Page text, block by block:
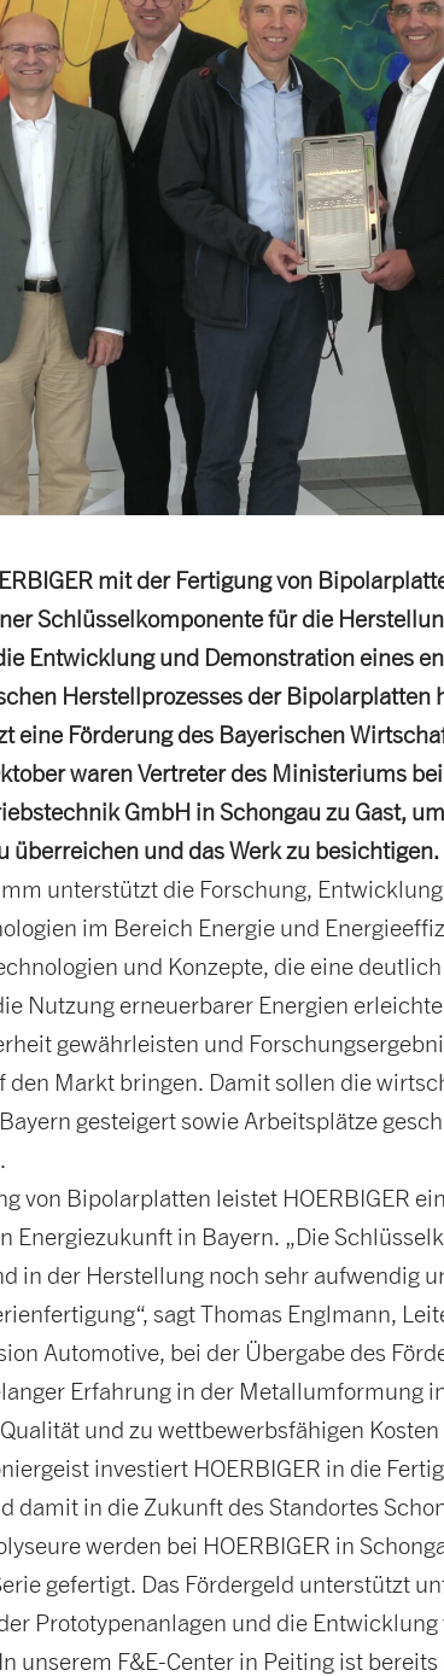
mit der Fertigung von
Schlüsselkomponente für die
Entwicklung und Demonstration eines
Herstellprozesses der Bipolarplatten
eine Förderung des Bayerischen
waren Vertreter des Ministeriums
GmbH in Schongau zu Gast,
überreichen und das Werk zu besichtigen.
unterstützt die Forschung,
im Bereich Energie und
und Konzepte, die eine
Nutzung erneuerbarer Energien
gewährleisten und
den Markt bringen. Damit sollen die
gesteigert sowie Arbeitsplätze
von Bipolarplatten leistet HOERBIGER
Energiezukunft in Bayern. „Die
in der Herstellung noch sehr aufwendig
sagt Thomas Englmann,
Automotive, bei der Übergabe des
Erfahrung in der Metallumformung
und zu wettbewerbsfähigen
investiert HOERBIGER in die
damit in die Zukunft des Standortes
werden bei HOERBIGER in
gefertigt. Das Fördergeld unterstützt
Prototypenanlagen und die Entwicklung
unserem F&E-Center in Peiting ist